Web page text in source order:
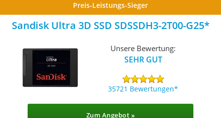
Preis-Leistungs-Sieger
Sandisk Ultra 3D SSD SDSSDH3-2T00-G25
Unsere Bewertung:
SEHR GUT
35721 Bewertungen
Zum Angebot »